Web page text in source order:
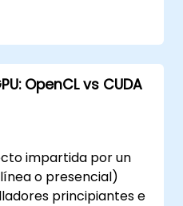
OpenCL vs CUDA
impartida por un
o presencial)
principiantes e